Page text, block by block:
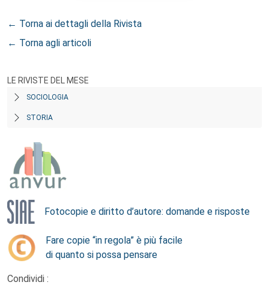
← Torna ai dettagli della Rivista
← Torna agli articoli
LE RIVISTE DEL MESE
SOCIOLOGIA
STORIA
Fotocopie e diritto d’autore: domande e risposte
Fare copie “in regola” è più facile
di quanto si possa pensare
Condividi :